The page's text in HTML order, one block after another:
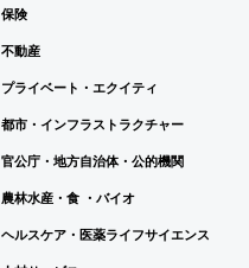
保険
不動産
プライベート・エクイティ
都市・インフラストラクチャー
官公庁・地方自治体・公的機関
農林水産・食 ・バイオ
ヘルスケア・医薬ライフサイエンス